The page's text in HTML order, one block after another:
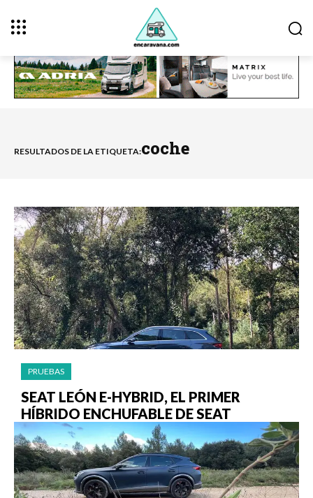
RESULTADOS DE LA ETIQUETA:coche
PRUEBAS
SEAT LEÓN E-HYBRID, EL PRIMER
HÍBRIDO ENCHUFABLE DE SEAT